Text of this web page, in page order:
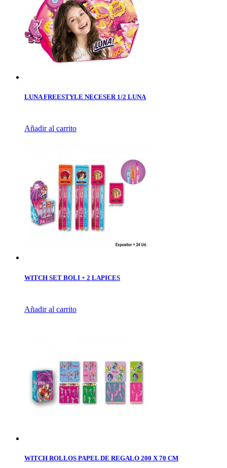
LUNA FREESTYLE NECESER 1/2 LUNA
Añadir al carrito
WITCH SET BOLI + 2 LAPICES
Añadir al carrito
WITCH ROLLOS PAPEL DE REGALO 200 X 70 CM